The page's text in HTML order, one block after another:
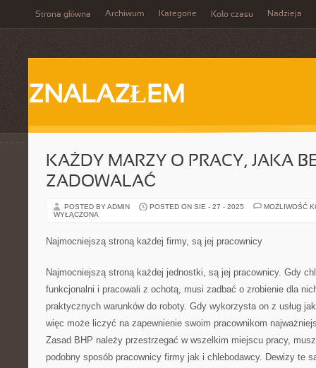
Strona główna Archiwum Kategorie Koło czasu Nadzieja
ZNALAZŁEM
KAŻDY MARZY O PRACY, JAKA
ZADOWALAĆ
POSTED BY ADMIN POSTED ON SIE - 27 - 2025
MOŻLIWOŚĆ
WYŁĄCZONA
Najmocniejszą stroną każdej firmy, są jej pracownicy
Najmocniejszą stroną każdej jednostki, są jej pracownicy. Gdy
funkcjonalni i pracowali z ochotą, musi zadbać o zrobienie dla
praktycznych warunków do roboty. Gdy wykorzysta on z usług
więc może liczyć na zapewnienie swoim pracownikom
Zasad BHP należy przestrzegać w wszelkim miejscu pracy,
podobny sposób pracownicy firmy jak i chlebodawcy. Dewizy te